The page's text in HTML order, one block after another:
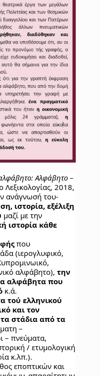
Αλφάβητο –
Λεξικολογίας, 2018,
ανάγνωσή του-
ιστορία, εξέλιξη
μαζί με την
ιστορία κάθε
που
(ιερογλυφικό,
αλφάβητο), την
αλφάβητα που
κ.ά.
τού ελληνικού
και τον
στάδια από τα
–
– πνεύματα,
/ ετυμολογική
κ.λπ.).
εποπτικών και